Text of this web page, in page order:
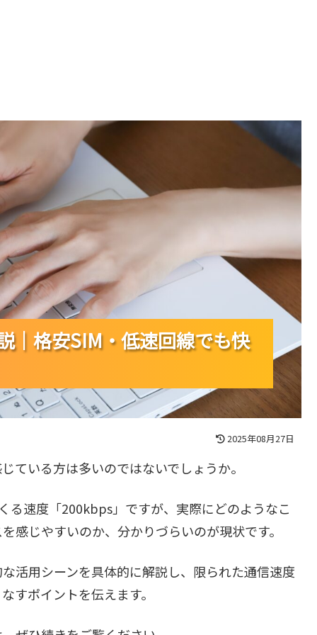
・低速回線でも快適に使うコツと注意点
｜格安SIM・低速回線でも快
｜格安SIM・低速回線でも快
｜格安SIM・低速回線でも快
2025年08月27日
ている方は多いのではないでしょうか。
る速度「200kbps」ですが、実際にどのようなこ
感じやすいのか、分かりづらいのが現状です。
活用シーンを具体的に解説し、限られた通信速度
すポイントを伝えます。